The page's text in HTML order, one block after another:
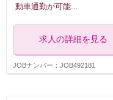
動車通勤が可能
求人の詳細を見る
JOBナンバー：JOB492181